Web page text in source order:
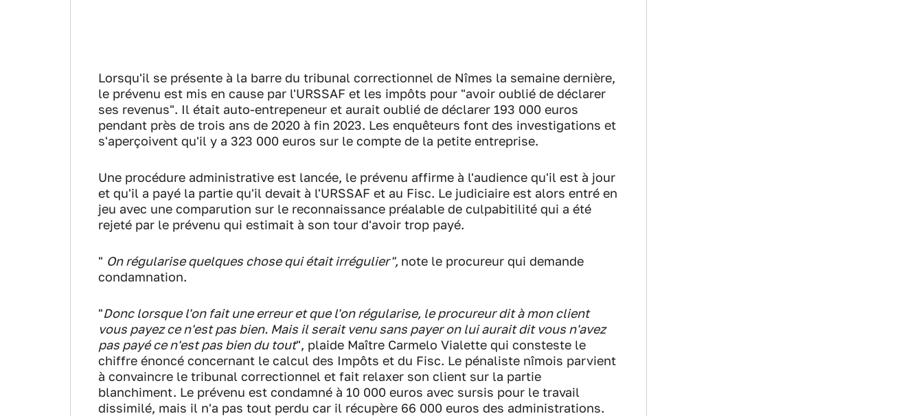
Lorsqu'il se présente à la barre du tribunal correctionnel de Nîmes la semaine dernière,
le prévenu est mis en cause par l'URSSAF et les impôts pour "avoir oublié de déclarer
ses revenus". Il était auto-entrepeneur et aurait oublié de déclarer 193 000 euros
pendant près de trois ans de 2020 à fin 2023. Les enquêteurs font des investigations et
s'aperçoivent qu'il y a 323 000 euros sur le compte de la petite entreprise.
Une procédure administrative est lancée, le prévenu affirme à l'audience qu'il est à jour
et qu'il a payé la partie qu'il devait à l'URSSAF et au Fisc. Le judiciaire est alors entré en
jeu avec une comparution sur le reconnaissance préalable de culpabitilité qui a été
rejeté par le prévenu qui estimait à son tour d'avoir trop payé.
" On régularise quelques chose qui était irrégulier", note le procureur qui demande
condamnation.
"Donc lorsque l'on fait une erreur et que l'on régularise, le procureur dit à mon client
vous payez ce n'est pas bien. Mais il serait venu sans payer on lui aurait dit vous n'avez
pas payé ce n'est pas bien du tout", plaide Maître Carmelo Vialette qui consteste le
chiffre énoncé concernant le calcul des Impôts et du Fisc. Le pénaliste nîmois parvient
à convaincre le tribunal correctionnel et fait relaxer son client sur la partie
blanchiment. Le prévenu est condamné à 10 000 euros avec sursis pour le travail
dissimilé, mais il n'a pas tout perdu car il récupère 66 000 euros des administrations.